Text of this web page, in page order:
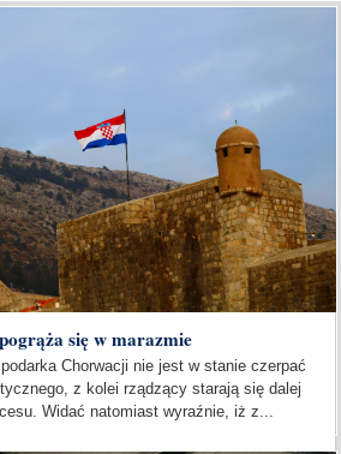
się w marazmie
Chorwacji nie jest w stanie czerpać
z kolei rządzący starają się dalej
Widać natomiast wyraźnie, iż z...